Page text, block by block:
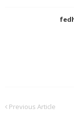
Previous Article